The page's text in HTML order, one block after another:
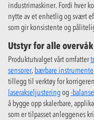
industrimaskiner. Fordi hver
nytte av et enhetlig og svært
som gir konsistente og
Utstyr for alle
Produktutvalget vårt omfatter
sensorer, bærbare
tillegg til verktøy for
laserakseljusteringog-
å bygge opp skalerbare,
som er tilpasset anleggenes